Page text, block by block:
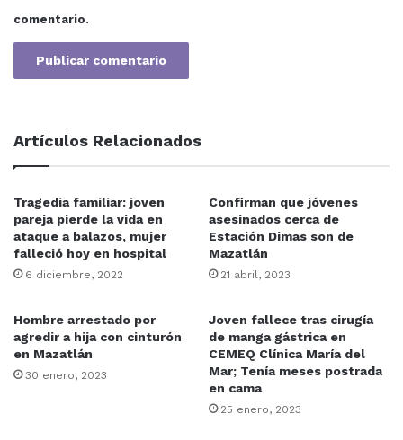
comentario.
Artículos Relacionados
Tragedia familiar: joven
pareja pierde la vida en
ataque a balazos, mujer
falleció hoy en hospital
6 diciembre, 2022
Confirman que jóvenes
asesinados cerca de
Estación Dimas son de
Mazatlán
21 abril, 2023
Hombre arrestado por
agredir a hija con cinturón
en Mazatlán
30 enero, 2023
Joven fallece tras cirugía
de manga gástrica en
CEMEQ Clínica María del
Mar; Tenía meses postrada
en cama
25 enero, 2023